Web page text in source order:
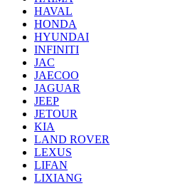
HAVAL
HONDA
HYUNDAI
INFINITI
JAC
JAECOO
JAGUAR
JEEP
JETOUR
KIA
LAND ROVER
LEXUS
LIFAN
LIXIANG